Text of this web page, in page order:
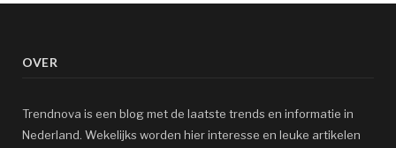
OVER
Trendnova is een blog met de laatste trends en informatie in
Nederland. Wekelijks worden hier interesse en leuke artikelen